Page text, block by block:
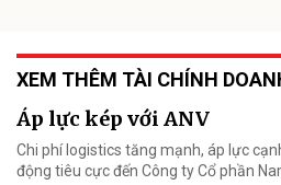
XEM THÊM TÀI CHÍNH
Áp lực kép với ANV
Chi phí logistics tăng mạnh, áp lực
động tiêu cực đến Công ty Cổ phần